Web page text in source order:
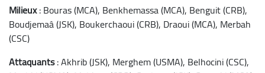
Milieux: Bouras (MCA), Benkhemassa (MCA), Benguit (CRB),
Boudjemaâ (JSK), Boukerchaoui (CRB), Draoui (MCA), Merbah
(CSC)
Attaquants: Akhrib (JSK), Merghem (USMA), Belhocini (CSC),